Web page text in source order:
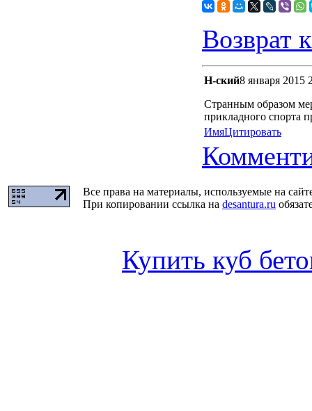
Возврат
Н-ский8 января 2015
Странным образом
прикладного спорта
ИмяЦитировать
Все права на материалы, используемые на
При копировании ссылка на desantura.ru
Купить куб